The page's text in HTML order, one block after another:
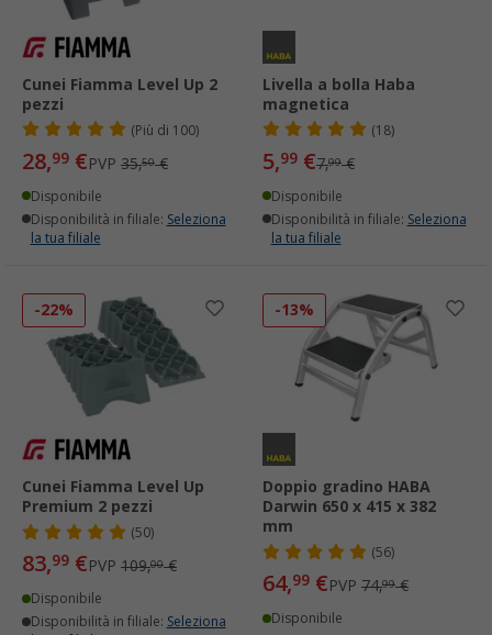
Cunei Fiamma Level Up 2
pezzi
(Più di 100)
28,99 €PVP 35,50€
Disponibile
Disponibilità in filiale: Seleziona
la tua filiale
Livella a bolla Haba
magnetica
(18)
5,99 €7,99€
Disponibile
Disponibilità in filiale: Seleziona
la tua filiale
-22%
Cunei Fiamma Level Up
Premium 2 pezzi
(50)
83,99 €PVP 109,00€
Disponibile
Disponibilità in filiale: Seleziona
-13%
Doppio gradino HABA
Darwin 650 x 415 x 382
mm
(56)
64,99 €PVP 74,99€
Disponibile